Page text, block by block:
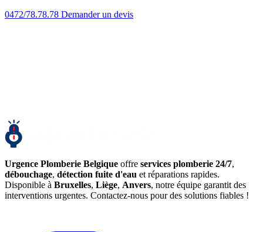
0472/78.78.78 Demander un devis
Urgence Plomberie Belgique offre services plomberie 24/7,
débouchage, détection fuite d'eau et réparations rapides.
Disponible à Bruxelles, Liège, Anvers, notre équipe garantit des
interventions urgentes. Contactez-nous pour des solutions fiables !